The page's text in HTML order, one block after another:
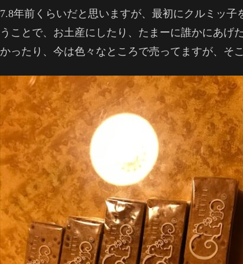
7.8年前くらいだと思いますが、最初にクルミッ
うことで、お土産にしたり、たまーに誰かにあげ
かったり、今は色々なところで売ってますが、そ